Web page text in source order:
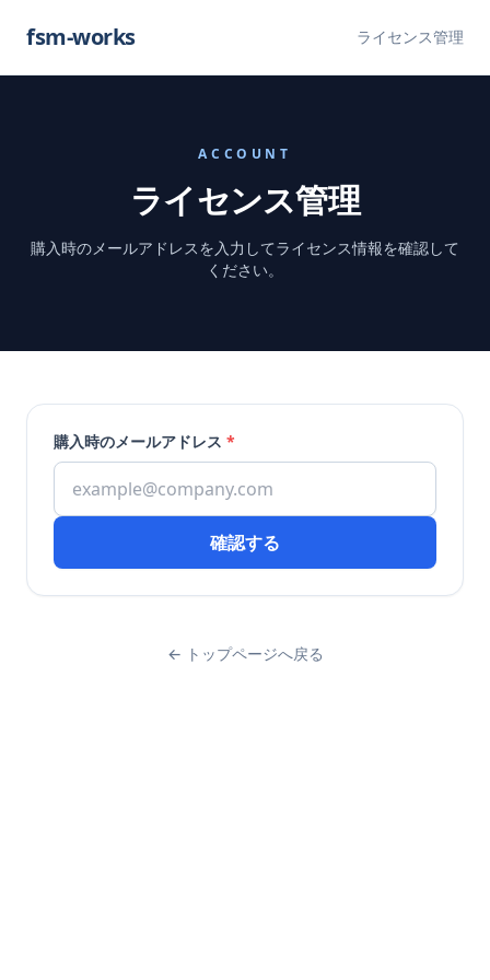
fsm-works ライセンス管理
ACCOUNT
ライセンス管理
購入時のメールアドレスを入力してライセンス情報を確認して
ください。
購入時のメールアドレス *
確認する
← トップページへ戻る